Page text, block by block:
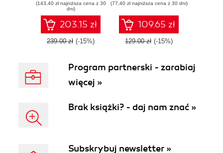
Authentication,
Input Validation &
More
(143,40 zł najniższa cena z 30
dni)
203.15 zł
239.00 zł (-15%)
(77,40 zł najniższa cena z 30 dni)
109.65 zł
129.00 zł (-15%)
Program partnerski - zarabiaj
więcej »
Brak książki? - daj nam znać »
Subskrybuj newsletter »